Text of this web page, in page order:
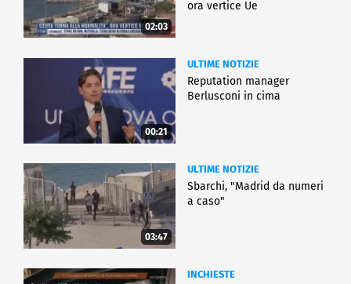
02:03
ora vertice Ue
00:21
ULTIME NOTIZIE
Reputation manager
Berlusconi in cima
03:47
ULTIME NOTIZIE
Sbarchi, "Madrid da numeri
a caso"
INCHIESTE